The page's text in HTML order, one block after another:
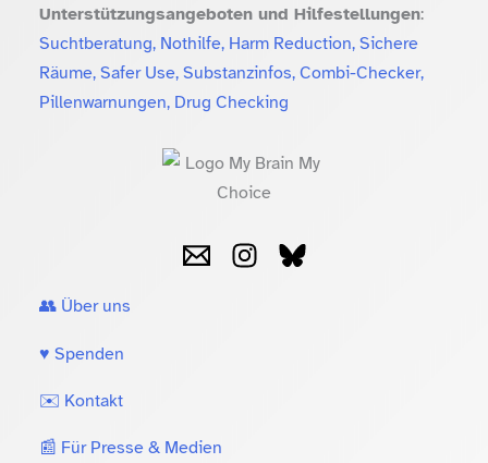
Unterstützungsangeboten und Hilfestellungen:
Suchtberatung, Nothilfe, Harm Reduction, Sichere
Räume, Safer Use, Substanzinfos, Combi-Checker,
Pillenwarnungen, Drug Checking
👥 Über uns
♥️ Spenden
✉️ Kontakt
📰 Für Presse & Medien